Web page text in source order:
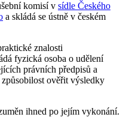
komisí v sídle Českého
a skládá se ústně v českém
znalosti
fyzická osoba o udělení
právních předpisů a
ověřit výsledky
ihned po jejím vykonání.